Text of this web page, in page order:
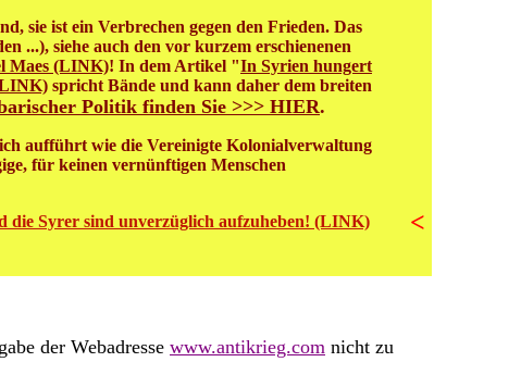
sie ist ein Verbrechen gegen den Frieden. Das
...), siehe auch den vor kurzem erschienenen
Maes (LINK)! In dem Artikel "In Syrien hungert
spricht Bände und kann daher dem breiten
Politik finden Sie >>> HIER.
aufführt wie die Vereinigte Kolonialverwaltung
für keinen vernünftigen Menschen
die Syrer sind unverzüglich aufzuheben! (LINK) <
der Webadresse www.antikrieg.com nicht zu